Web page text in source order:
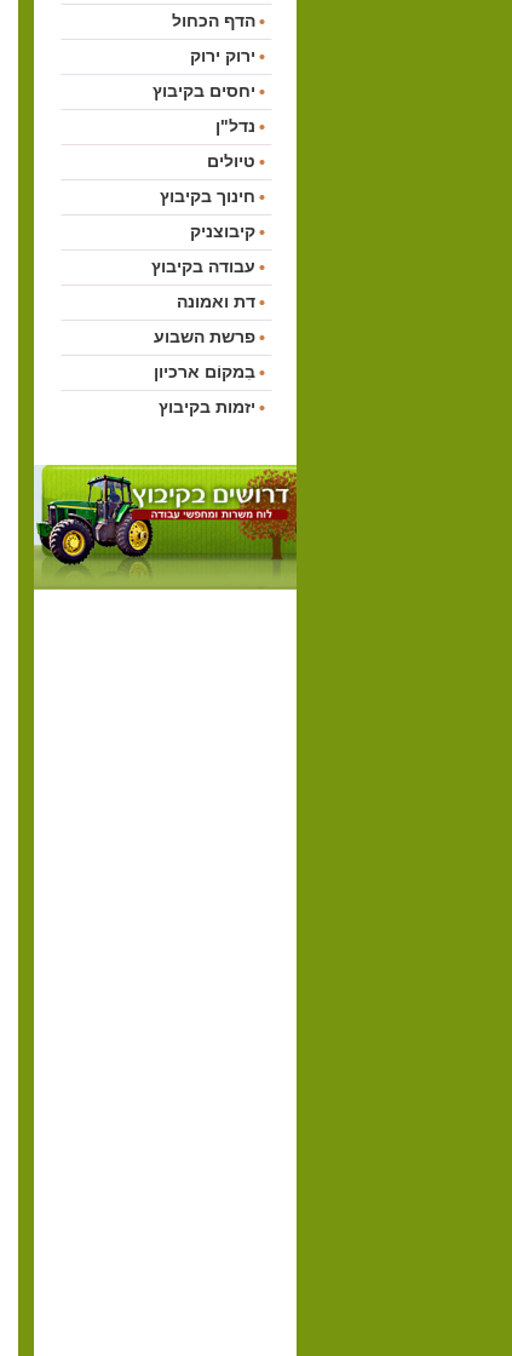
הדף הכחול
ירוק ירוק
יחסים בקיבוץ
נדל"ן
טיולים
חינוך בקיבוץ
קיבוצניק
עבודה בקיבוץ
דת ואמונה
פרשת השבוע
בִמקוֹם ארכיון
יזמות בקיבוץ